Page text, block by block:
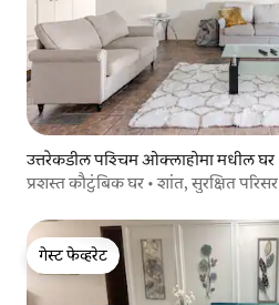
उत्तरेकडील पश्चिम ओक्लाहोमा मधील घर
प्रशस्त कौटुंबिक घर • शांत, सुरक्षित परिसर
गेस्ट फेव्हरेट
गेस्ट फेव्हरेट